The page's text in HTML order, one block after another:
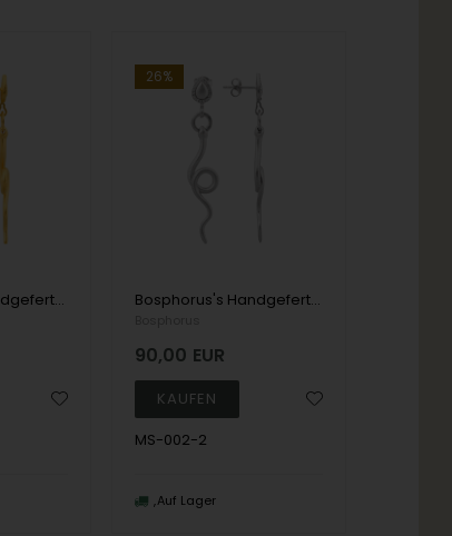
Bosphorus's Handgefertigter Fingerring aus 14 Karat Gold mit 3 Diamanten
26%
Bosphorus's Handgefertigter Fingerring aus 8 Karat Gold mit 3 Diamanten
90,00 EUR
MS-002-2
Auf Lager